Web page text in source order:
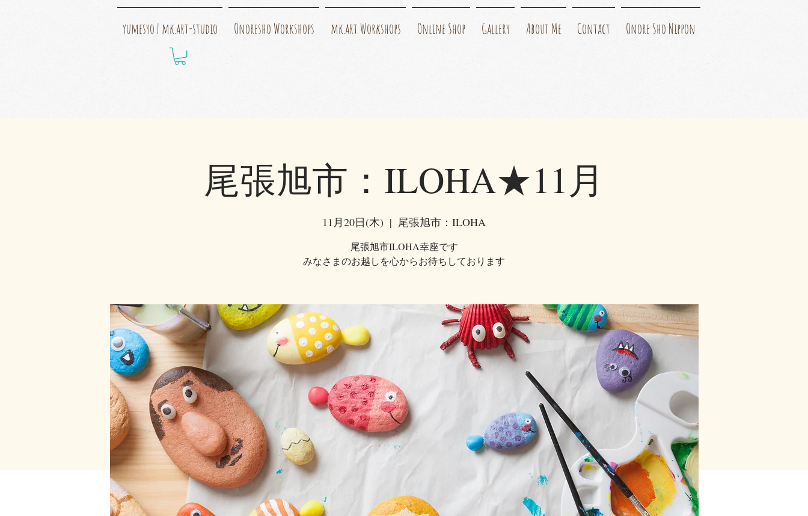
yumesyo | mk.art-studio Onoresho Workshops mk.art Workshops Online Shop Gallery About Me Contact Onore Sho Nippon
尾張旭市：ILOHA★11月
11月20日(木)
  |
尾張旭市：ILOHA
尾張旭市ILOHA幸座です
みなさまのお越しを心からお待ちしております